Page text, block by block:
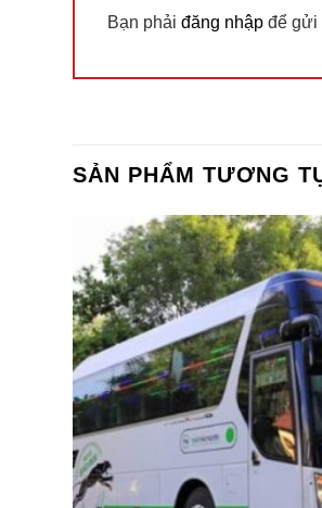
Bạn phải đăng nhập để gửi
SẢN PHẨM TƯƠNG